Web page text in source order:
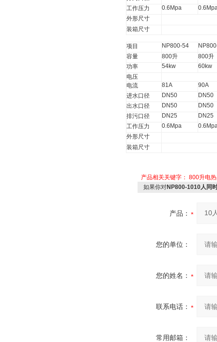
工作压力
0.6Mpa
外形尺寸
装箱尺寸
项目 NP800-54
容量
800升 800升
功率
54kw
60kw
电压
电流
81A
90A
进水口径
DN50
DN50
出水口径
DN50
DN50
排污口径
DN25
DN25
工作压力
0.6Mpa
外形尺寸
装箱尺寸
产品相关关键字： 800升电
如果你对NP800-1010人同
产品：
您的单位：
您的姓名：
联系电话：
常用邮箱：